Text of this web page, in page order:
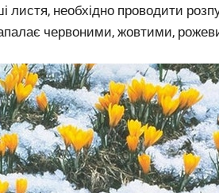
листя, необхідно проводити
червоними, жовтими,